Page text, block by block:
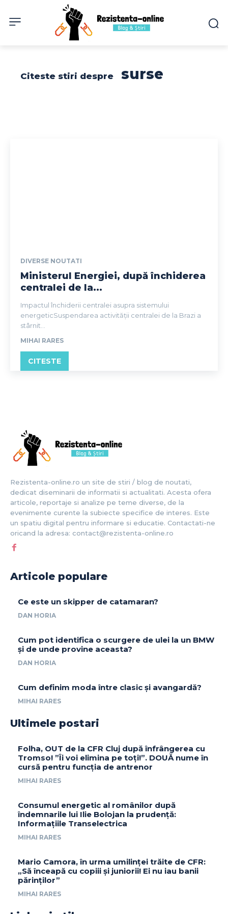
Citeste stiri despre surse
DIVERSE NOUTATI
Ministerul Energiei, după închiderea
centralei de la...
Impactul închiderii centralei asupra sistemului
energeticSuspendarea activității centralei de la Brazi a
stârnit...
MIHAI RARES
CITESTE
Rezistenta-online.ro un site de stiri / blog de noutati,
dedicat diseminarii de informatii si actualitati. Acesta ofera
articole, reportaje si analize pe teme diverse, de la
evenimente curente la subiecte specifice de interes. Este
un spatiu digital pentru informare si educatie. Contactati-ne
oricand la adresa: contact@rezistenta-online.ro
Articole populare
Ce este un skipper de catamaran?
DAN HORIA
Cum pot identifica o scurgere de ulei la un BMW
și de unde provine aceasta?
DAN HORIA
Cum definim moda între clasic și avangardă?
MIHAI RARES
Ultimele postari
Folha, OUT de la CFR Cluj după înfrângerea cu
Tromso! ”Îi voi elimina pe toți!”. DOUĂ nume în
cursă pentru funcția de antrenor
MIHAI RARES
Consumul energetic al românilor după
îndemnarile lui Ilie Bolojan la prudență:
Informațiile Transelectrica
MIHAI RARES
Mario Camora, în urma umilinței trăite de CFR:
„Să înceapă cu copiii și juniorii! Ei nu iau banii
părinților”
MIHAI RARES